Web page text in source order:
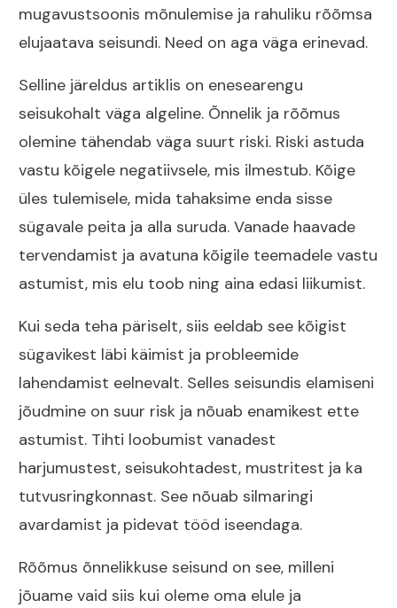
mugavustsoonis mõnulemise ja rahuliku rõõmsa
elujaatava seisundi. Need on aga väga erinevad.
Selline järeldus artiklis on enesearengu
seisukohalt väga algeline. Õnnelik ja rõõmus
olemine tähendab väga suurt riski. Riski astuda
vastu kõigele negatiivsele, mis ilmestub. Kõige
üles tulemisele, mida tahaksime enda sisse
sügavale peita ja alla suruda. Vanade haavade
tervendamist ja avatuna kõigile teemadele vastu
astumist, mis elu toob ning aina edasi liikumist.
Kui seda teha päriselt, siis eeldab see kõigist
sügavikest läbi käimist ja probleemide
lahendamist eelnevalt. Selles seisundis elamiseni
jõudmine on suur risk ja nõuab enamikest ette
astumist. Tihti loobumist vanadest
harjumustest, seisukohtadest, mustritest ja ka
tutvusringkonnast. See nõuab silmaringi
avardamist ja pidevat tööd iseendaga.
Rõõmus õnnelikkuse seisund on see, milleni
jõuame vaid siis kui oleme oma elule ja